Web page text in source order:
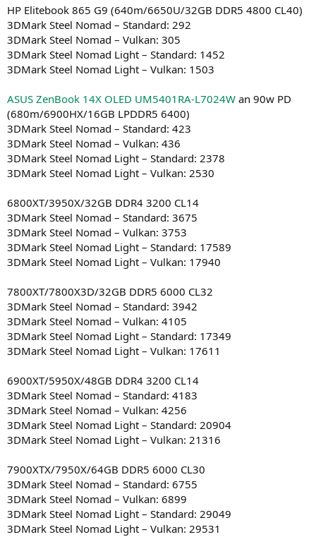
HP Elitebook 865 G9 (640m/6650U/32GB DDR5 4800 CL40)
3DMark Steel Nomad – Standard: 292
3DMark Steel Nomad – Vulkan: 305
3DMark Steel Nomad Light – Standard: 1452
3DMark Steel Nomad Light – Vulkan: 1503
ASUS ZenBook 14X OLED UM5401RA-L7024W an 90w PD
(680m/6900HX/16GB LPDDR5 6400)
3DMark Steel Nomad – Standard: 423
3DMark Steel Nomad – Vulkan: 436
3DMark Steel Nomad Light – Standard: 2378
3DMark Steel Nomad Light – Vulkan: 2530
6800XT/3950X/32GB DDR4 3200 CL14
3DMark Steel Nomad – Standard: 3675
3DMark Steel Nomad – Vulkan: 3753
3DMark Steel Nomad Light – Standard: 17589
3DMark Steel Nomad Light – Vulkan: 17940
7800XT/7800X3D/32GB DDR5 6000 CL32
3DMark Steel Nomad – Standard: 3942
3DMark Steel Nomad – Vulkan: 4105
3DMark Steel Nomad Light – Standard: 17349
3DMark Steel Nomad Light – Vulkan: 17611
6900XT/5950X/48GB DDR4 3200 CL14
3DMark Steel Nomad – Standard: 4183
3DMark Steel Nomad – Vulkan: 4256
3DMark Steel Nomad Light – Standard: 20904
3DMark Steel Nomad Light – Vulkan: 21316
7900XTX/7950X/64GB DDR5 6000 CL30
3DMark Steel Nomad – Standard: 6755
3DMark Steel Nomad – Vulkan: 6899
3DMark Steel Nomad Light – Standard: 29049
3DMark Steel Nomad Light – Vulkan: 29531